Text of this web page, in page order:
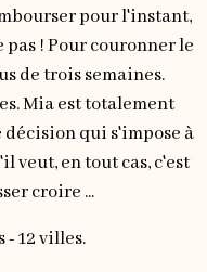
pour l'instant,
! Pour couronner le
de trois semaines.
Mia est totalement
décision qui s'impose à
veut, en tout cas, c'est
croire ...
- 12 villes.